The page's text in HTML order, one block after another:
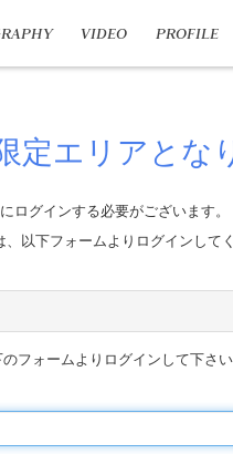
VIDEO PROFILE
定エリアとな
ログインする必要がございます。
以下フォームよりログインしてく
フォームよりログインして下さい